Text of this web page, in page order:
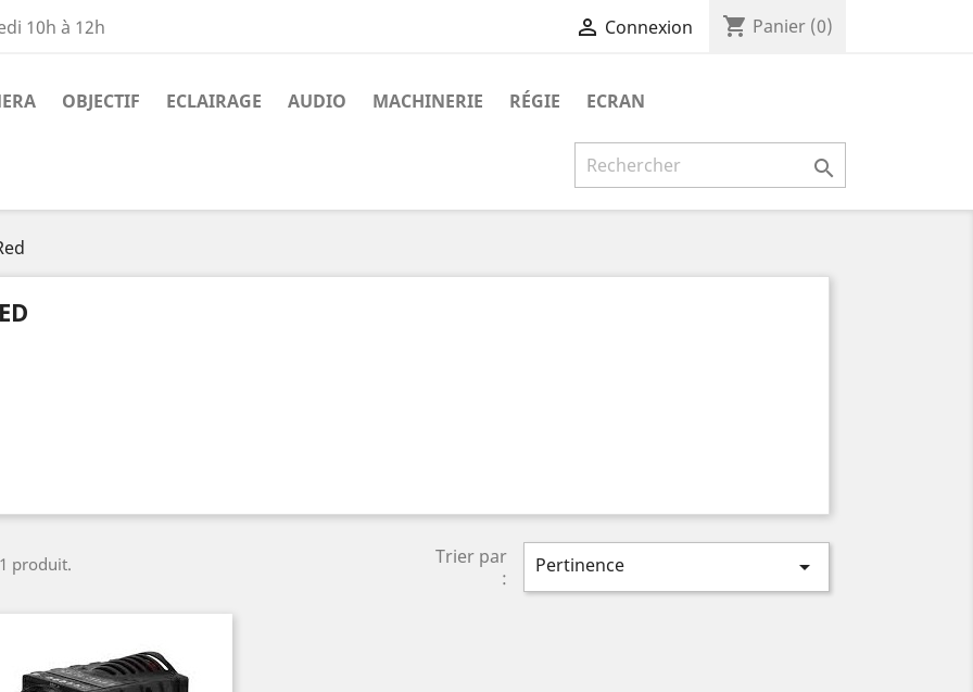
10h à 12h
 Connexion shopping_cart Panier (0)
OBJECTIF ECLAIRAGE AUDIO MACHINERIE RÉGIE ECRAN

produit.
Trier par
:
Pertinence 